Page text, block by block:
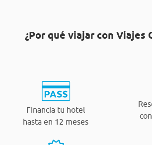
¿Por qué viajar con Viajes
Financia tu hotel
hasta en 12 meses